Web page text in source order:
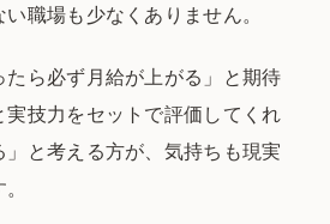
職場も少なくありません。
ら必ず月給が上がる」と期待
実技力をセットで評価してくれ
と考える方が、気持ちも現実